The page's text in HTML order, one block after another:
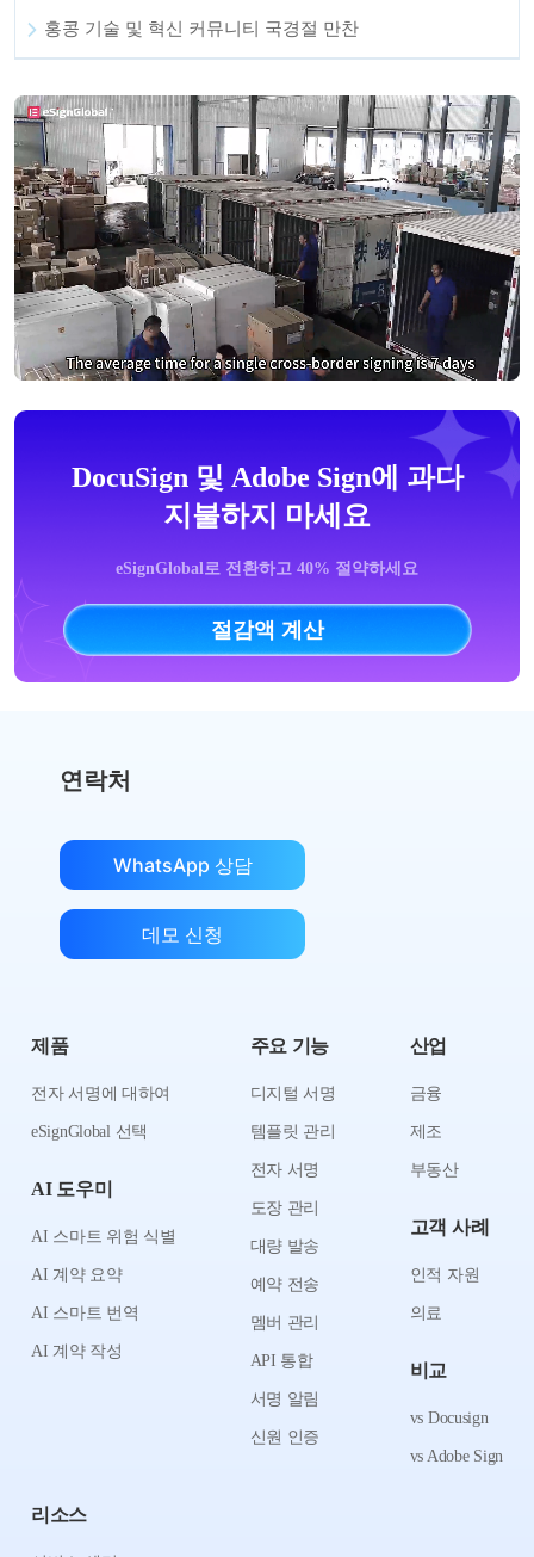
홍콩 기술 및 혁신 커뮤니티 국경절 만찬
DocuSign 및 Adobe Sign에 과다
지불하지 마세요
eSignGlobal로 전환하고 40% 절약하세요
절감액 계산
연락처
WhatsApp 상담
데모 신청
제품
전자 서명에 대하여
eSignGlobal 선택
AI 도우미
AI 스마트 위험 식별
AI 계약 요약
AI 스마트 번역
AI 계약 작성
주요 기능
디지털 서명
템플릿 관리
전자 서명
도장 관리
대량 발송
예약 전송
멤버 관리
API 통합
서명 알림
신원 인증
산업
금융
제조
부동산
고객 사례
인적 자원
의료
비교
vs Docusign
vs Adobe Sign
리소스